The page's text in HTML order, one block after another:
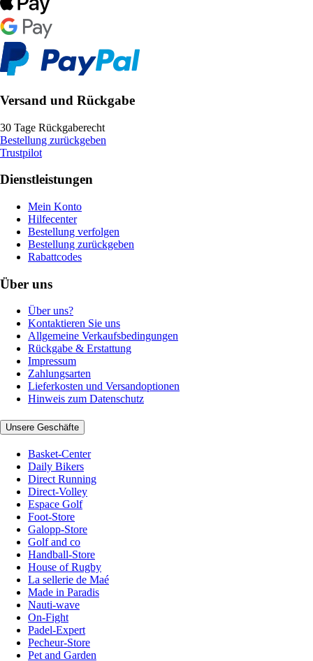
Versand und Rückgabe
30 Tage Rückgaberecht
Bestellung zurückgeben
Trustpilot
Dienstleistungen
Mein Konto
Hilfecenter
Bestellung verfolgen
Bestellung zurückgeben
Rabattcodes
Über uns
Über uns?
Kontaktieren Sie uns
Allgemeine Verkaufsbedingungen
Rückgabe & Erstattung
Impressum
Zahlungsarten
Lieferkosten und Versandoptionen
Hinweis zum Datenschutz
Unsere Geschäfte
Basket-Center
Daily Bikers
Direct Running
Direct-Volley
Espace Golf
Foot-Store
Galopp-Store
Golf and co
Handball-Store
House of Rugby
La sellerie de Maé
Made in Paradis
Nauti-wave
On-Fight
Padel-Expert
Pecheur-Store
Pet and Garden